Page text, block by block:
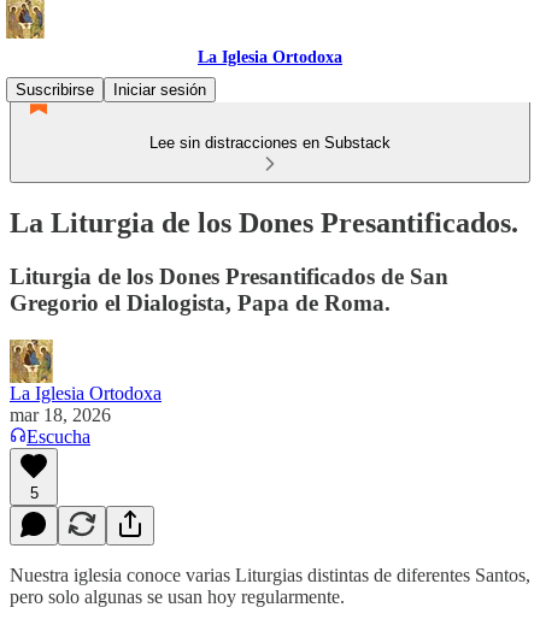
La Iglesia Ortodoxa
Suscribirse
Iniciar sesión
Lee sin distracciones en Substack
La Liturgia de los Dones Presantificados.
Liturgia de los Dones Presantificados de San
Gregorio el Dialogista, Papa de Roma.
La Iglesia Ortodoxa
mar 18, 2026
Escucha
5
Nuestra iglesia conoce varias Liturgias distintas de diferentes Santos,
pero solo algunas se usan hoy regularmente.